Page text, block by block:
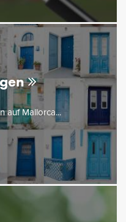
auf Mallorca...